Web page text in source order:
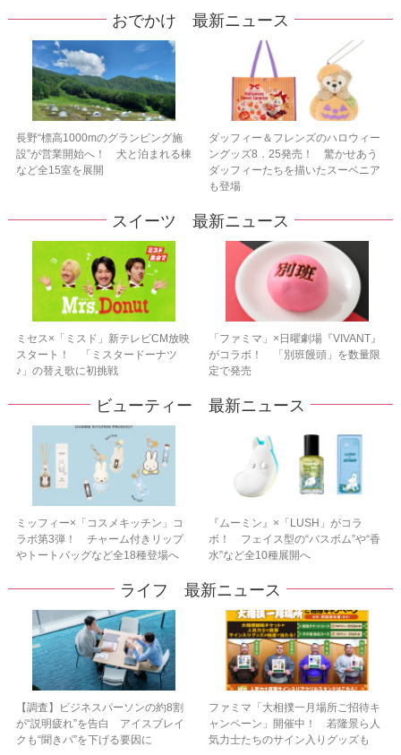
おでかけ 最新ニュース
長野“標高1000mのグランピング施
設”が営業開始へ！ 犬と泊まれる棟
など全15室を展開
ダッフィー＆フレンズのハロウィー
ングッズ8．25発売！ 驚かせあう
ダッフィーたちを描いたスーベニア
も登場
スイーツ 最新ニュース
ミセス×「ミスド」新テレビCM放映
スタート！ 「ミスタードーナツ
♪」の替え歌に初挑戦
「ファミマ」×日曜劇場『VIVANT』
がコラボ！ 「別班饅頭」を数量限
定で発売
ビューティー 最新ニュース
ミッフィー×「コスメキッチン」コ
ラボ第3弾！ チャーム付きリップ
やトートバッグなど全18種登場へ
『ムーミン』×「LUSH」がコラ
ボ！ フェイス型の“バスボム”や“香
水”など全10種展開へ
ライフ 最新ニュース
【調査】ビジネスパーソンの約8割
が“説明疲れ”を告白 アイスブレイ
クも“聞きパ”を下げる要因に
ファミマ「大相撲一月場所ご招待キ
ャンペーン」開催中！ 若隆景ら人
気力士たちのサイン入りグッズも